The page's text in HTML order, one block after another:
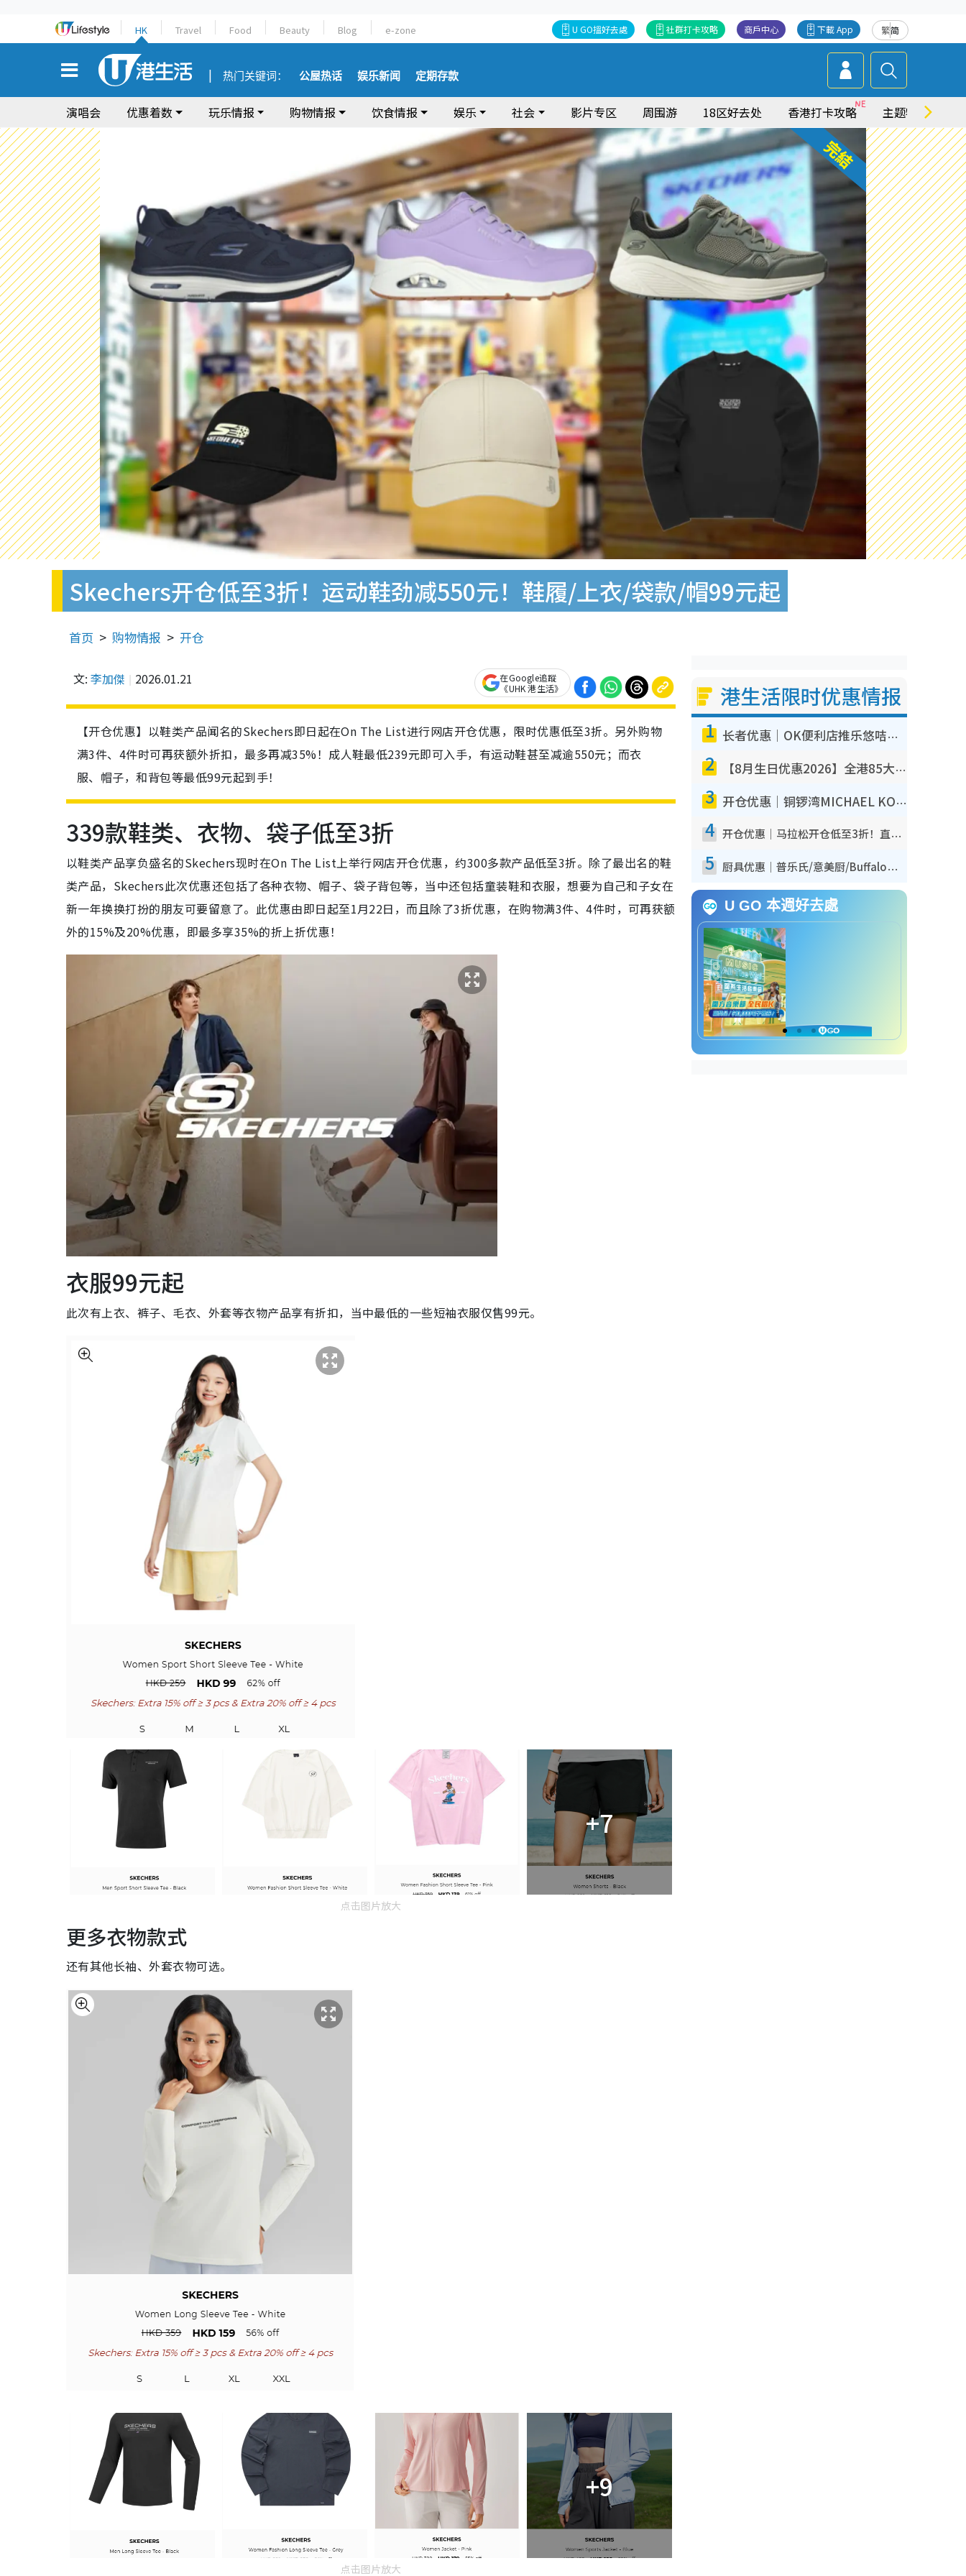
HK Travel Food Beauty Blog e-zone 繁简
下載 App
商戶中心
社群打卡攻略
U GO搵好去處
热门关键词： 公屋热话 娱乐新闻 定期存款
演唱会 优惠着数 玩乐情报 购物情报 饮食情报 娱乐 社会 影片专区 周围游 18区好去处 香港打卡攻略 主题特集
Skechers开仓低至3折！运动鞋劲减550元！鞋履/上衣/袋款/帽99元起
首页 购物情报 开仓
文: 李加傑 2026.01.21
在Google追蹤
《UHK 港生活》
【开仓优惠】以鞋类产品闻名的Skechers即日起在On The List进行网店开仓优惠，限时优惠低至3折。另外购物
满3件、4件时可再获额外折扣，最多再减35%！成人鞋最低239元即可入手，有运动鞋甚至减逾550元；而衣
服、帽子，和背包等最低99元起到手！
339款鞋类、衣物、袋子低至3折
以鞋类产品享负盛名的Skechers现时在On The List上举行网店开仓优惠，约300多款产品低至3折。除了最出名的鞋
类产品，Skechers此次优惠还包括了各种衣物、帽子、袋子背包等，当中还包括童装鞋和衣服，想要为自己和子女在
新一年换换打扮的朋友可要留意了。此优惠由即日起至1月22日，而且除了3折优惠，在购物满3件、4件时，可再获额
外的15%及20%优惠，即最多享35%的折上折优惠！
衣服99元起
此次有上衣、裤子、毛衣、外套等衣物产品享有折扣，当中最低的一些短袖衣服仅售99元。
+7
点击图片放大
更多衣物款式
还有其他长袖、外套衣物可选。
+9
点击图片放大
港生活限时优惠情报
1 长者优惠｜OK便利店推乐悠咭优惠！买面包/牛奶/保健品拍卡即减
2 【8月生日优惠2026】全港85大食买玩著数攻略 自助餐/火锅放题同行免费＋诚品/DONKI送现金券
3 开仓优惠｜铜锣湾MICHAEL KORS开仓低至17折！直击$500起买手袋/钱包/鞋款 必买经典Jet Set系列
4 开仓优惠｜马拉松开仓低至3折！直击$99起买adidas／New Balance／Puma鞋款 STANLEY保温杯劈价至$119起
5 厨具优惠｜普乐氏/意美厨/Buffalo厨具低至3折！$89起买煎锅/炒锅/个人锅 同场小家电激减至$99起
U GO 本週好去處